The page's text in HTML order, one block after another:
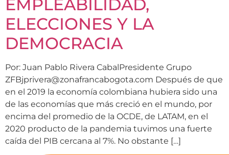
EMPLEABILIDAD,
ELECCIONES Y LA
DEMOCRACIA
Por: Juan Pablo Rivera CabalPresidente Grupo
ZFBjprivera@zonafrancabogota.com Después de que
en el 2019 la economía colombiana hubiera sido una
de las economías que más creció en el mundo, por
encima del promedio de la OCDE, de LATAM, en el
2020 producto de la pandemia tuvimos una fuerte
caída del PIB cercana al 7%. No obstante […]